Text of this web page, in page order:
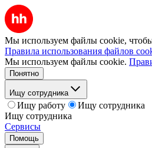
Мы используем файлы cookie, чтобы
Правила использования файлов
Мы используем файлы cookie.
Понятно
Ищу сотрудника
Ищу работу
Ищу сотрудника
Ищу сотрудника
Сервисы
Помощь